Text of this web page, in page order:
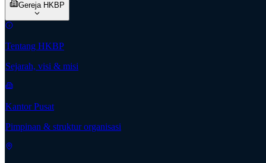
Gereja HKBP
Tentang HKBP
Sejarah, visi & misi
Kantor Pusat
Pimpinan & struktur organisasi